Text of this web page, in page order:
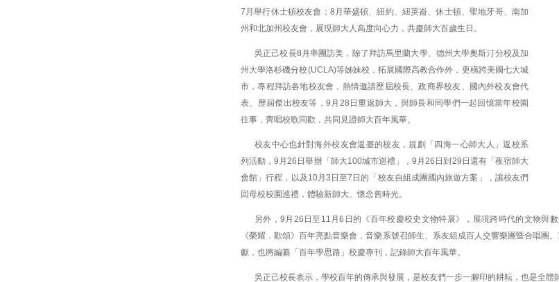
7月舉行休士頓校友會；8月華盛頓、紐約、紐英崙、休士頓、聖地牙哥、南加
州和北加州校友會，展現師大人高度向心力，共慶師大百歲生日。
吳正己校長8月率團訪美，除了拜訪馬里蘭大學、德州大學奧斯汀分校及加
州大學洛杉磯分校(UCLA)等姊妹校，拓展國際高教合作外，更橫跨美國七大城
市，專程拜訪各地校友會，熱情邀請歷屆校長、政商界校友、國內外校友會代
表、歷屆傑出校友等，9月28日重返師大，與師長和同學們一起回憶當年校園
往事，齊唱校歌同歡，共同見證師大百年風華。
校友中心也針對海外校友會返臺的校友，規劃「四海一心師大人」返校系
列活動，9月26日舉辦「師大100城市巡禮」，9月26日到29日還有「夜宿師大
會館」行程，以及10月3日至7日的「校友自組成團國內旅遊方案」，讓校友們
回母校校園巡禮，體驗新師大、懷念舊時光。
另外，9月26日至11月6日的《百年校慶校史文物特展》，展現跨時代的文物與
《榮耀．歡頌》百年亮點音樂會，音樂系號召師生、系友組成百人交響樂團暨合唱
獻，也將編纂「百年學思路」校慶專刊，記錄師大百年風華。
吳正己校長表示，學校百年的傳承與發展，是校友們一步一腳印的耕耘，也是全